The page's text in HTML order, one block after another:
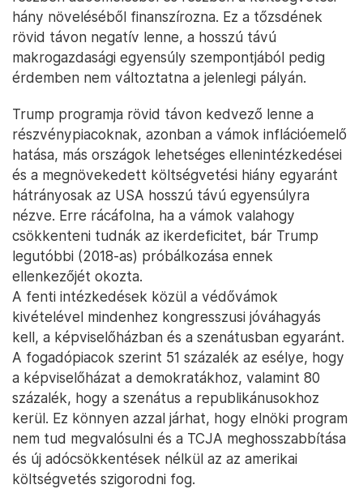
hány növeléséből finanszírozna. Ez a tőzsdének
rövid távon negatív lenne, a hosszú távú
makrogazdasági egyensúly szempontjából pedig
érdemben nem változtatna a jelenlegi pályán.
Trump programja rövid távon kedvező lenne a
részvénypiacoknak, azonban a vámok inflációemelő
hatása, más országok lehetséges ellenintézkedései
és a megnövekedett költségvetési hiány egyaránt
hátrányosak az USA hosszú távú egyensúlyra
nézve. Erre rácáfolna, ha a vámok valahogy
csökkenteni tudnák az ikerdeficitet, bár Trump
legutóbbi (2018-as) próbálkozása ennek
ellenkezőjét okozta.
A fenti intézkedések közül a védővámok
kivételével mindenhez kongresszusi jóváhagyás
kell, a képviselőházban és a szenátusban egyaránt.
A fogadópiacok szerint 51 százalék az esélye, hogy
a képviselőházat a demokratákhoz, valamint 80
százalék, hogy a szenátus a republikánusokhoz
kerül. Ez könnyen azzal járhat, hogy elnöki program
nem tud megvalósulni és a TCJA meghosszabbítása
és új adócsökkentések nélkül az az amerikai
költségvetés szigorodni fog.